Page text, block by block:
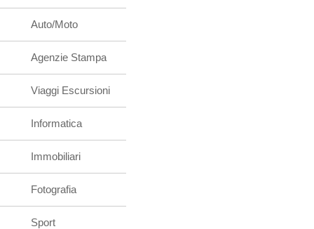
Auto/Moto
Agenzie Stampa
Viaggi Escursioni
Informatica
Immobiliari
Fotografia
Sport